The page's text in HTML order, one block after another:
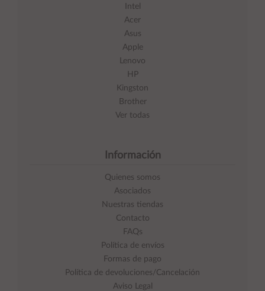
Intel
Acer
Asus
Apple
Lenovo
HP
Kingston
Brother
Ver todas
Información
Quienes somos
Asociados
Nuestras tiendas
Contacto
FAQs
Política de envíos
Formas de pago
Política de devoluciones/Cancelación
Aviso Legal